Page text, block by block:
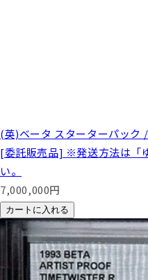
(英)ベータ スターターパック
[委託販売品] ※発送方法は「
い。
7,000,000円
カートに入れる